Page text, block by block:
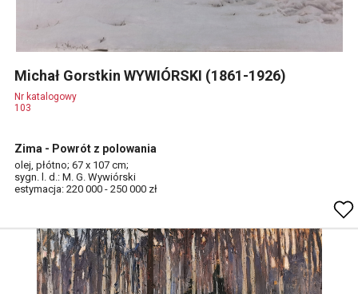
Michał Gorstkin WYWIÓRSKI (1861-1926)
Nr katalogowy
103
Zima - Powrót z polowania
olej, płótno; 67 x 107 cm;
sygn. l. d.: M. G. Wywiórski
estymacja: 220 000 - 250 000 zł